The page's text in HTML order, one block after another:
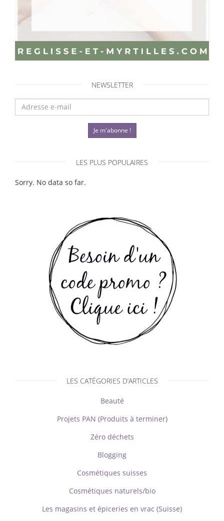
NEWSLETTER
Je m'abonne !
LES PLUS POPULAIRES
Sorry. No data so far.
LES CATÉGORIES D’ARTICLES
Beauté
Projets PAN (Produits à terminer)
Zéro déchets
Blogging
Cosmétiques suisses
Cosmétiques naturels/bio
Les magasins et épiceries en vrac (Suisse)